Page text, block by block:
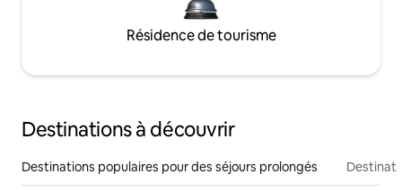
Résidence de tourisme
Destinations à découvrir
Destinations populaires pour des séjours prolongés